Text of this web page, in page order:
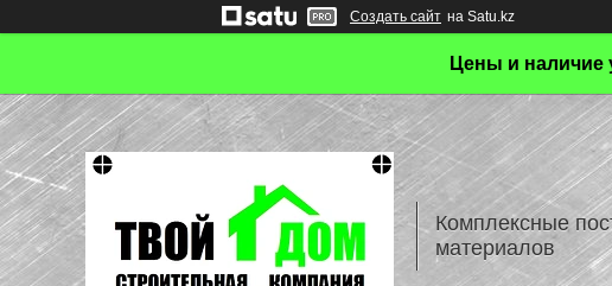
Создать сайт на Satu.kz
Цены и наличие
Комплексные
материалов